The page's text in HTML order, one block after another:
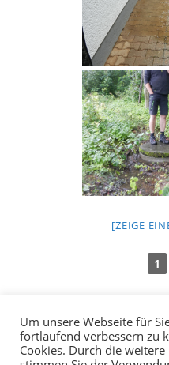
[ZEIGE
1
Um unsere Webseite für
fortlaufend verbessern zu
Cookies. Durch die